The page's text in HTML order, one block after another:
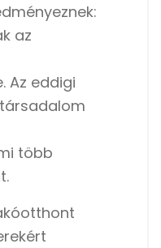
az
Az eddigi
több